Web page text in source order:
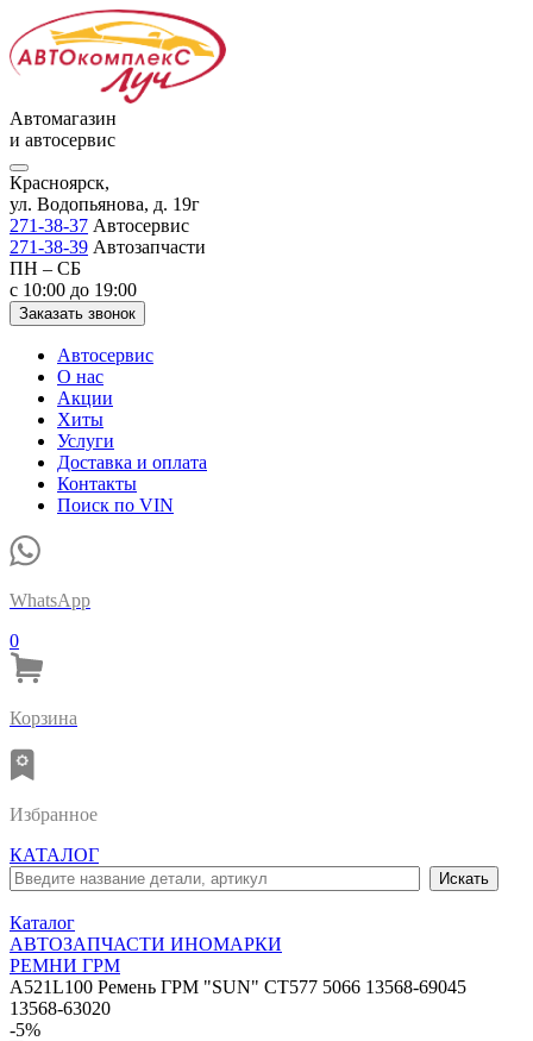
Автомагазин
и автосервис
Красноярск,
ул. Водопьянова, д. 19г
271-38-37 Автосервис
271-38-39 Автозапчасти
ПН – СБ
с 10:00 до 19:00
Заказать звонок
Автосервис
О нас
Акции
Хиты
Услуги
Доставка и оплата
Контакты
Поиск по VIN
WhatsApp
0
Корзина
Избранное
КАТАЛОГ
Каталог
АВТОЗАПЧАСТИ ИНОМАРКИ
РЕМНИ ГРМ
A521L100 Ремень ГРМ "SUN" CT577 5066 13568-69045
13568-63020
-5%